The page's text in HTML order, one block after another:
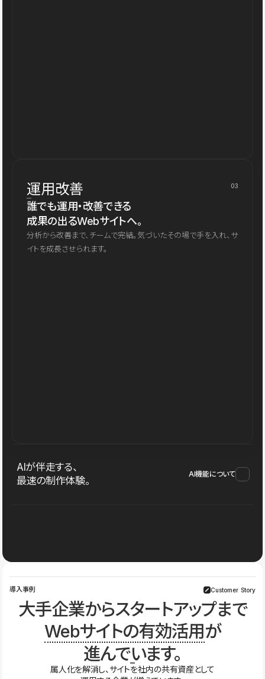
運用改善 03
誰でも運用・改善できる
成果の出るWebサイトへ。
分析から改善まで、チームで完結。気づいたその場で手を入れ、サ
イトを成長させられます。
AIが伴走する、
最速の制作体験。
AI機能について
導入事例 Customer Story
大手企業からスタートアップまで
Webサイトの有効活用が
進んでいます。
属人化を解消し、サイトを社内の共有資産として